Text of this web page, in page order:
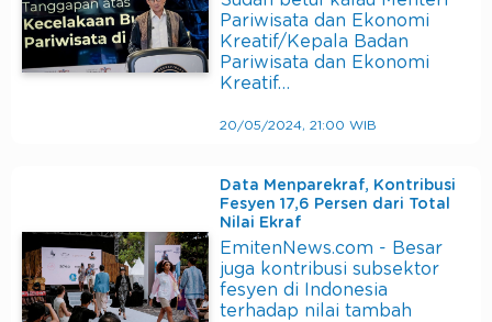
Pariwisata dan Ekonomi
Kreatif/Kepala Badan
Pariwisata dan Ekonomi
Kreatif…
20/05/2024, 21:00 WIB
Data Menparekraf, Kontribusi
Fesyen 17,6 Persen dari Total
Nilai Ekraf
EmitenNews.com - Besar
juga kontribusi subsektor
fesyen di Indonesia
terhadap nilai tambah